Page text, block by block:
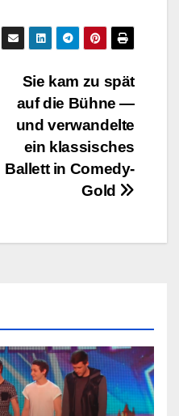
Sie kam zu spät
auf die Bühne —
und verwandelte
ein klassisches
Ballett in Comedy-
Gold